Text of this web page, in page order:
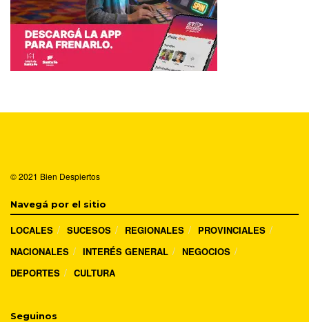
© 2021 Bien Despiertos
Navegá por el sitio
LOCALES SUCESOS REGIONALES
PROVINCIALES
NACIONALES
INTERÉS GENERAL
NEGOCIOS
DEPORTES
CULTURA
Seguinos